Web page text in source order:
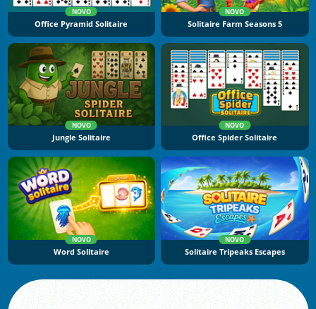
NOVO
Office Pyramid Solitaire
NOVO
Solitaire Farm Seasons 5
NOVO
Jungle Solitaire
NOVO
Office Spider Solitaire
NOVO
Word Solitaire
NOVO
Solitaire Tripeaks Escapes